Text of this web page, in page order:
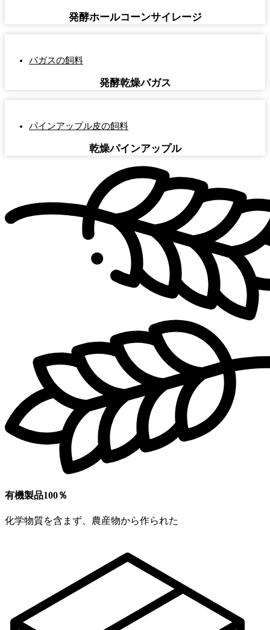
発酵ホールコーンサイレージ
バガスの飼料
発酵乾燥バガス
パインアップル皮の飼料
乾燥パインアップル
有機製品100％
化学物質を含まず、農産物から作られた